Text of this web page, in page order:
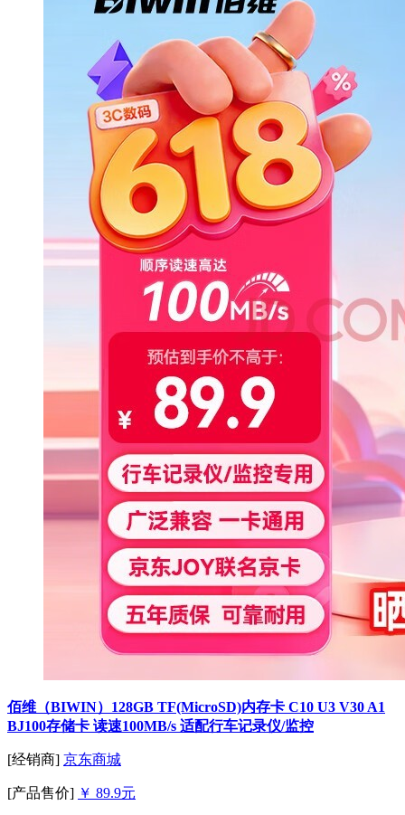
佰维（BIWIN）128GB TF(MicroSD)内存卡 C10 U3 V30 A1
BJ100存储卡 读速100MB/s 适配行车记录仪/监控
[经销商] 京东商城
[产品售价] ￥ 89.9元